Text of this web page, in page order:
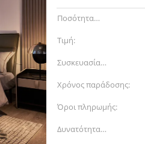
Ποσότητα
παραγγελίας min:
Τιμή:
Συσκευασία
λεπτομέρειες:
Χρόνος παράδοσης:
Όροι πληρωμής:
Δυνατότητα